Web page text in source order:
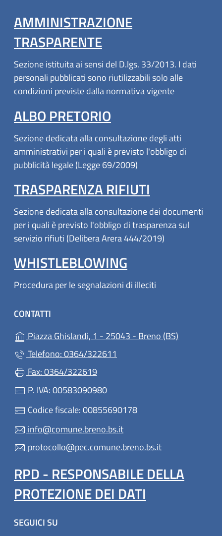
AMMINISTRAZIONE
TRASPARENTE
Sezione istituita ai sensi del D.lgs. 33/2013. I dati
personali pubblicati sono riutilizzabili solo alle
condizioni previste dalla normativa vigente
ALBO PRETORIO
Sezione dedicata alla consultazione degli atti
amministrativi per i quali è previsto l'obbligo di
pubblicità legale (Legge 69/2009)
TRASPARENZA RIFIUTI
Sezione dedicata alla consultazione dei documenti
per i quali è previsto l'obbligo di trasparenza sul
servizio rifiuti (Delibera Arera 444/2019)
WHISTLEBLOWING
Procedura per le segnalazioni di illeciti
CONTATTI
Piazza Ghislandi, 1 - 25043 - Breno (BS)
Telefono: 0364/322611
Fax: 0364/322619
P. IVA: 00583090980
Codice fiscale: 00855690178
info@comune.breno.bs.it
protocollo@pec.comune.breno.bs.it
RPD - RESPONSABILE DELLA
PROTEZIONE DEI DATI
SEGUICI SU